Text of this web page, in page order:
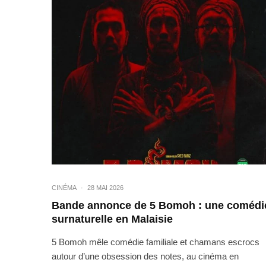
CINÉMA · 28 MAI 2026
Bande annonce de 5 Bomoh : une
surnaturelle en Malaisie
5 Bomoh mêle comédie familiale et chamans escrocs
autour d’une obsession des notes, au cinéma en